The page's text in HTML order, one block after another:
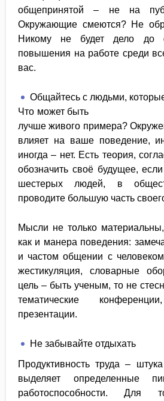
общепринятой – не на
Окружающие смеются? Не
Никому не будет дело до
повышения на работе среди
вас.
Общайтесь с людьми,
Что может быть
лучше живого примера?
влияет на ваше поведение,
иногда – нет. Есть теория,
обозначить своё будущее,
шестерых людей, в
проводите большую часть
Мысли не только
как и манера поведения:
и частом общении с
жестикуляция, словарные
цель – быть ученым, то не
тематические
презентации.
Не забывайте отдыхать
Продуктивность труда –
выделяет определенные
работоспособности. Для